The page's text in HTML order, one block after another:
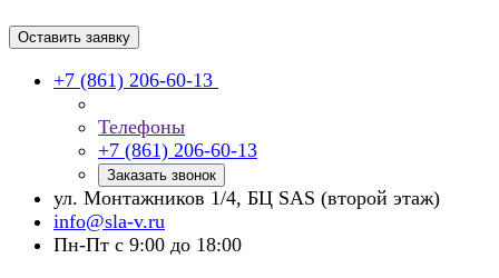
Оставить заявку
+7 (861) 206-60-13
Телефоны
+7 (861) 206-60-13
Заказать звонок
ул. Монтажников 1/4, БЦ SAS (второй этаж)
info@sla-v.ru
Пн-Пт с 9:00 до 18:00